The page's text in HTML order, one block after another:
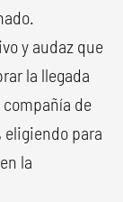
y audaz que
la llegada
de
eligiendo para
la